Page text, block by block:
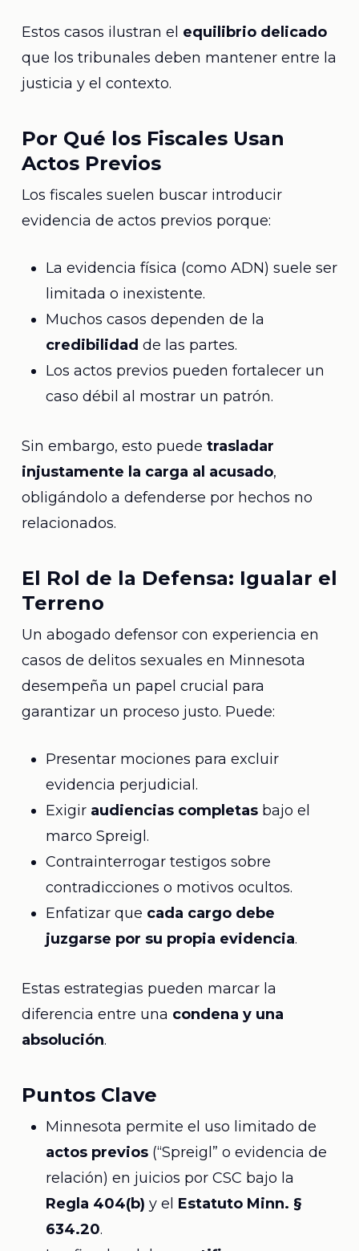
Estos casos ilustran el equilibrio delicado
que los tribunales deben mantener entre la
justicia y el contexto.
Por Qué los Fiscales Usan
Actos Previos
Los fiscales suelen buscar introducir
evidencia de actos previos porque:
La evidencia física (como ADN) suele ser
limitada o inexistente.
Muchos casos dependen de la
credibilidad de las partes.
Los actos previos pueden fortalecer un
caso débil al mostrar un patrón.
Sin embargo, esto puede trasladar
injustamente la carga al acusado,
obligándolo a defenderse por hechos no
relacionados.
El Rol de la Defensa: Igualar el
Terreno
Un abogado defensor con experiencia en
casos de delitos sexuales en Minnesota
desempeña un papel crucial para
garantizar un proceso justo. Puede:
Presentar mociones para excluir
evidencia perjudicial.
Exigir audiencias completasbajo el
marco Spreigl.
Contrainterrogar testigos sobre
contradicciones o motivos ocultos.
Enfatizar que cada cargo debe
juzgarse por su propia evidencia.
Estas estrategias pueden marcar la
diferencia entre una condena y una
absolución.
Puntos Clave
Minnesota permite el uso limitado de
actos previos(“Spreigl” o evidencia de
relación) en juicios por CSC bajo la
Regla 404(b) y el Estatuto Minn. §
634.20.